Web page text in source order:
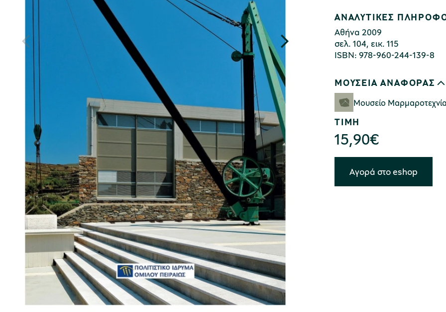
σχιστηρίων αποτελούν
στη δράση των τοπικών
επώνυμων μαρμαρογλυπτών
αλλά και σε όσους
μεταλλικών εργαλείων,
αρχειακού υλικού, στο
και την κοστολόγηση των
εκκλησιαστικά έργα.
ΑΝΑΛΥΤΙΚΕΣ
Αθήνα 2009
σελ. 104, εικ. 115
ISBN: 978-960-244-139-8
ΜΟΥΣΕΙΑ ΑΝΑΦΟΡΑΣ
Μουσείο
ΤΙΜΗ
15,90€
Αγορά στο eshop